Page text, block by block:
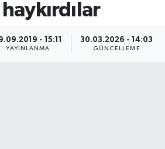
- 15:11
YAYINLANMA
30.03.2026 - 14:03
GÜNCELLEME
Durumu ve Fikstür